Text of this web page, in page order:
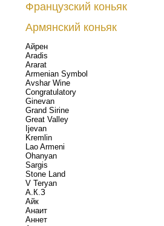
Французский коньяк
Армянский коньяк
Айрен
Aradis
Ararat
Armenian Symbol
Avshar Wine
Congratulatory
Ginevan
Grand Sirine
Great Valley
Ijevan
Kremlin
Lao Armeni
Ohanyan
Sargis
Stone Land
V Teryan
А.К.З
Айк
Анаит
Аннет